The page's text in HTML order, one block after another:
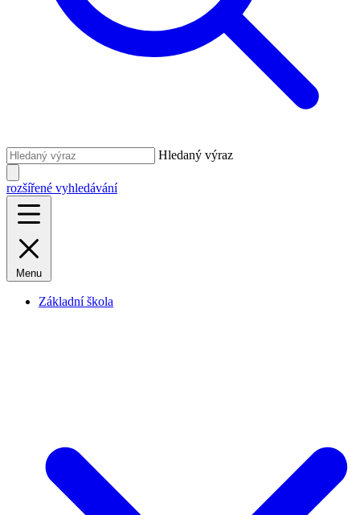
Hledaný výraz
rozšířené vyhledávání
Menu
Základní škola